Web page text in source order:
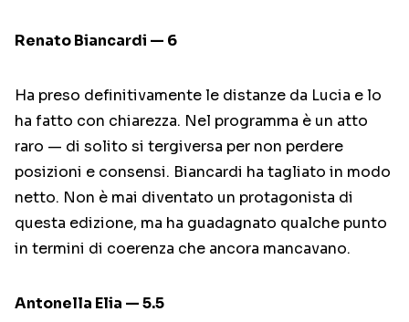
Renato Biancardi — 6
Ha preso definitivamente le distanze da Lucia e lo
ha fatto con chiarezza. Nel programma è un atto
raro — di solito si tergiversa per non perdere
posizioni e consensi. Biancardi ha tagliato in modo
netto. Non è mai diventato un protagonista di
questa edizione, ma ha guadagnato qualche punto
in termini di coerenza che ancora mancavano.
Antonella Elia — 5.5